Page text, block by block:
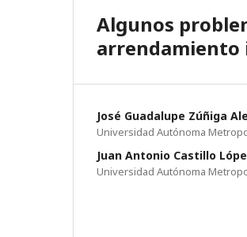
Algunos
arrendamiento
José Guadalupe Zúñiga
Universidad Autónoma
Juan Antonio Castillo
Universidad Autónoma